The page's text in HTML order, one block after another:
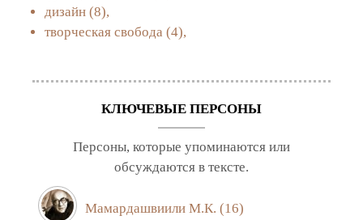
дизайн (8),
творческая свобода (4),
КЛЮЧЕВЫЕ ПЕРСОНЫ
Персоны, которые упоминаются или
обсуждаются в тексте.
Мамардашвиили М.К. (16)